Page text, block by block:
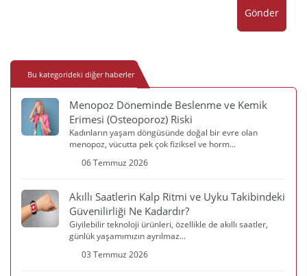
Gönder
Bu kategorideki diğer haberler
Menopoz Döneminde Beslenme ve Kemik
Erimesi (Osteoporoz) Riski
Kadınların yaşam döngüsünde doğal bir evre olan
menopoz, vücutta pek çok fiziksel ve horm...
06 Temmuz 2026
Akıllı Saatlerin Kalp Ritmi ve Uyku Takibindeki
Güvenilirliği Ne Kadardır?
Giyilebilir teknoloji ürünleri, özellikle de akıllı saatler,
günlük yaşamımızın ayrılmaz...
03 Temmuz 2026